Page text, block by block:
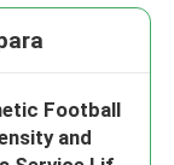
Football
and